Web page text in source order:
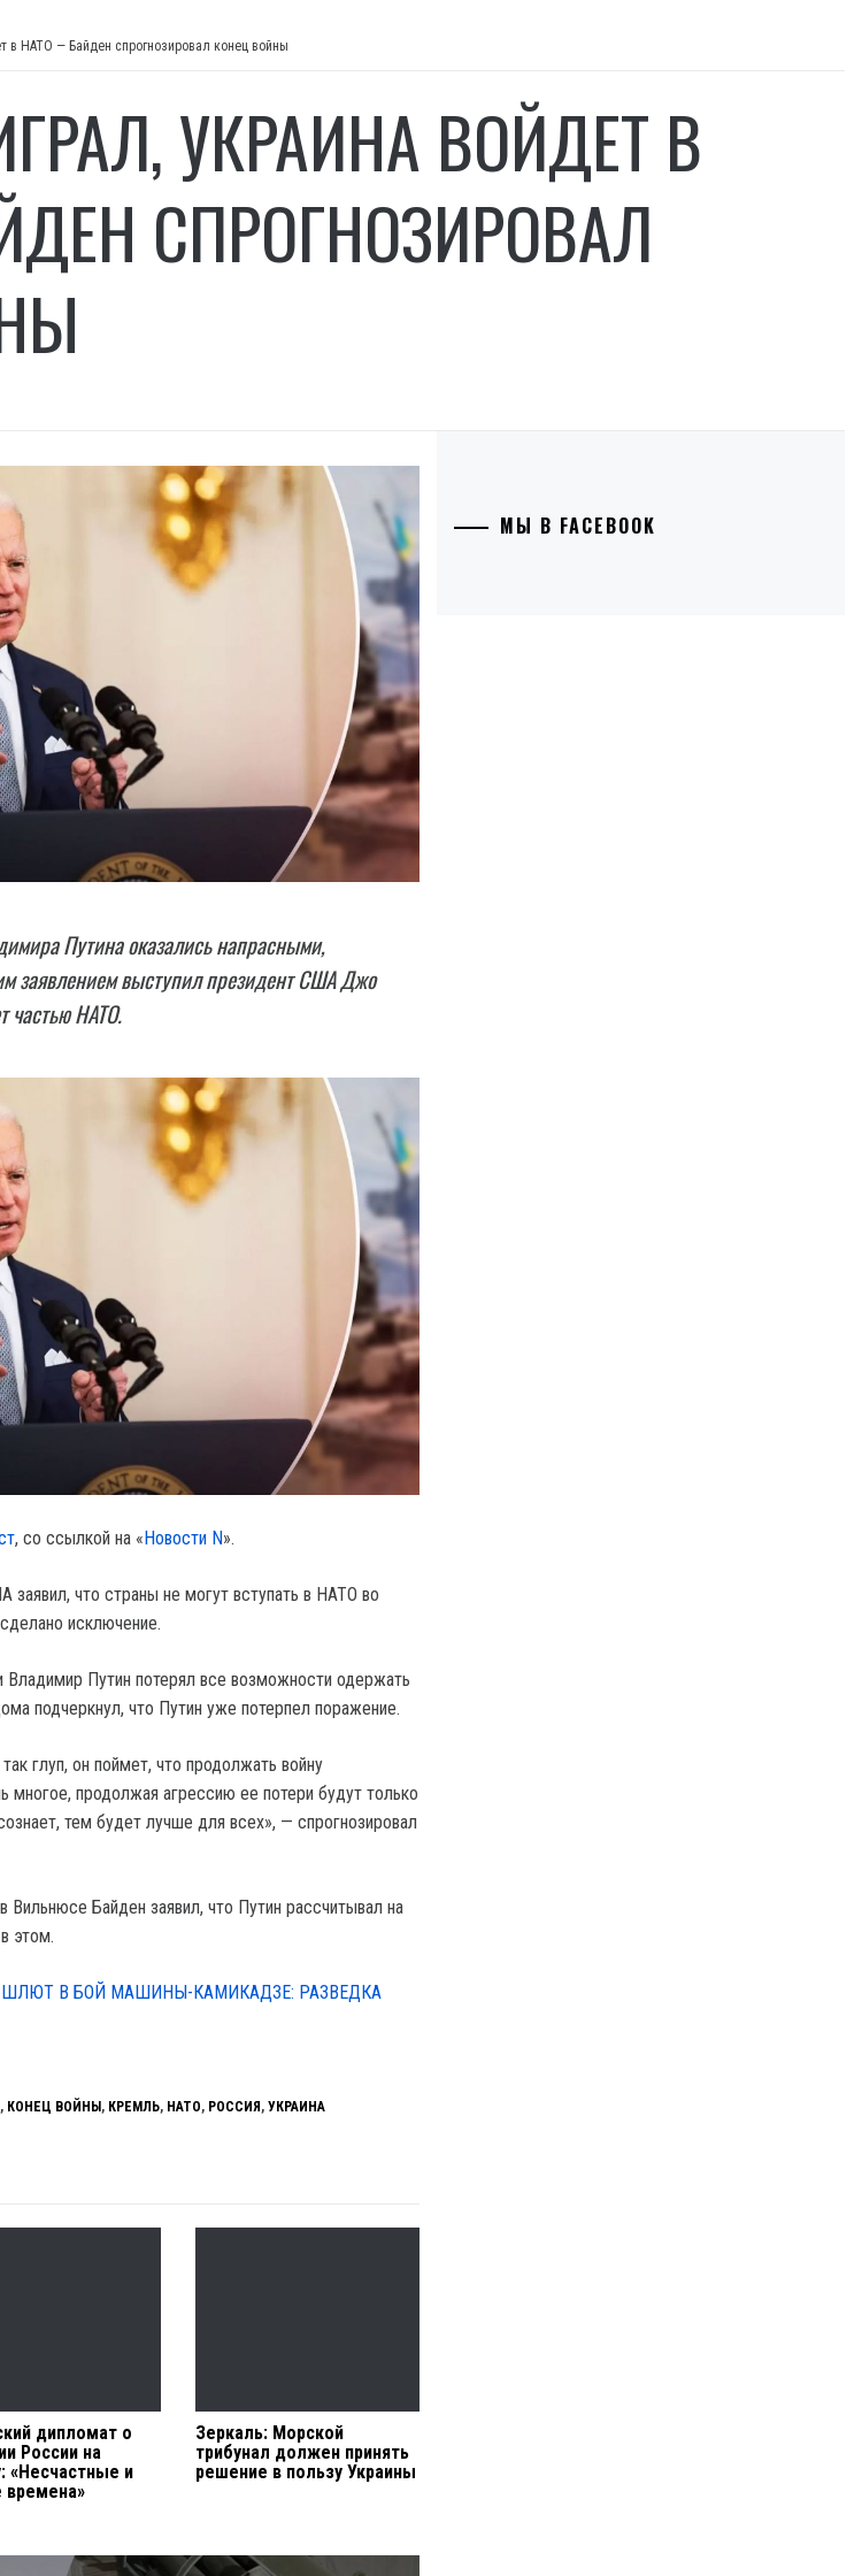
в НАТО — Байден спрогнозировал конец войны
УКРАИНА ВОЙДЕТ В
СПРОГНОЗИРОВАЛ
Путина оказались напрасными,
заявлением выступил президент США Джо
частью HATO.
, co ссылкой на «Новости N».
что страны не могут вступать в HATO во
исключение.
Путин потерял все возможности одержать
подчеркнул, что Путин уже потерпел поражение.
глуп, он поймет, что продолжать войну
продолжая агрессию ее потери будут только
тем будет лучше для всех», — спрогнозировал
Вильнюсе Байден заявил, что Путин рассчитывал на
этом.
В БОЙ МАШИНЫ-КАМИКАДЗЕ: РАЗВЕДКА
, КОНЕЦ ВОЙНЫ, КРЕМЛЬ, НАТО, РОССИЯ, УКРАИНА
дипломат о
России на
«Несчастные и
Зеркаль: Морской
трибунал должен принять
решение в пользу Украины
МЫ В FACEBOOK